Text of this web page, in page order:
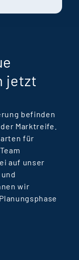
jetzt
befinden
Marktreife.
für
auf unser
wir